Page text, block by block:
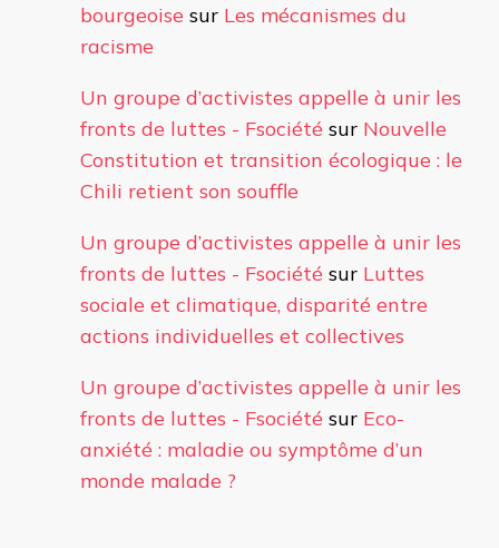
bourgeoise sur Les mécanismes du
racisme
Un groupe d’activistes appelle à unir les
fronts de luttes - Fsociété sur Nouvelle
Constitution et transition écologique : le
Chili retient son souffle
Un groupe d’activistes appelle à unir les
fronts de luttes - Fsociété sur Luttes
sociale et climatique, disparité entre
actions individuelles et collectives
Un groupe d’activistes appelle à unir les
fronts de luttes - Fsociété sur Eco-
anxiété : maladie ou symptôme d’un
monde malade ?